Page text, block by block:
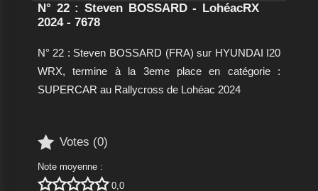
N° 22 : Steven BOSSARD - LohéacRX
2024 - 7678
N° 22 : Steven BOSSARD (FRA) sur HYUNDAI I20
WRX, termine à la 3eme place en catégorie :
SUPERCAR au Rallycross de Lohéac 2024
 Votes (0)
Note moyenne :
 0,0